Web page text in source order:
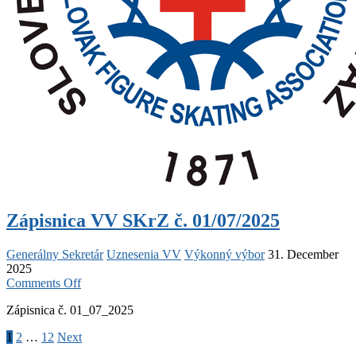
Zápisnica VV SKrZ č. 01/07/2025
Generálny Sekretár Uznesenia VV Výkonný výbor 31. December
2025
Comments Offon
VV
č.
Zápisnica č. 01_07_2025
Posts
1 2 … 12 Next